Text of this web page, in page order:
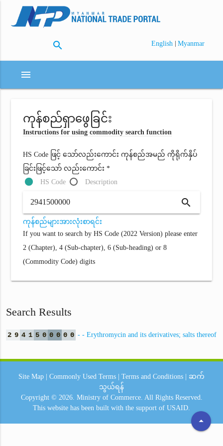
search English | Myanmar
menu
ကုန်စည်ရှာဖွေခြင်း
Instructions for using commodity search function
HS Code ဖြင့် သော်လည်းကောင်း ကုန်စည်အမည် ကိုရိုက်နှိပ်
ခြင်းဖြင့်သော် လည်းကောင်း *
HS Code
Description
search
ကုန်စည်များအားလုံးစာရင်း
If you want to search by HS Code (2022 Version) please enter
2 (Chapter), 4 (Sub-chapter), 6 (Sub-heading) or 8
(Commodity Code) digits
Search Results
2 9 4 1 5 0 0 0 0 0 - - Erythromycin and its derivatives; salts thereof
arrow_drop_up
Site Map Commonly Used Terms Terms and Conditions
ဆက်
သွယ်ရန်
Copyright © 2026. Ministry of Commerce. All Rights Reserved.
This website has been built with the support of USAID.